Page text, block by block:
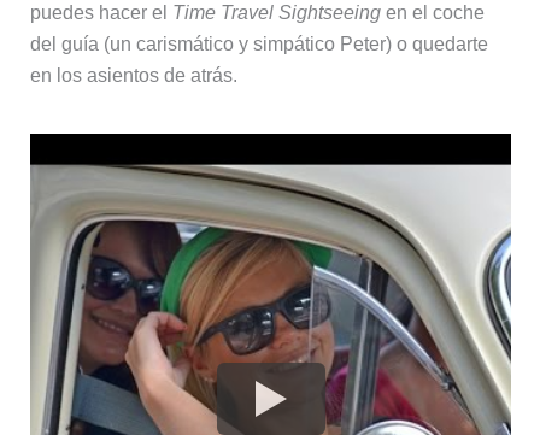
puedes hacer el Time Travel Sightseeingen el coche
del guía (un carismático y simpático Peter) o quedarte
en los asientos de atrás.